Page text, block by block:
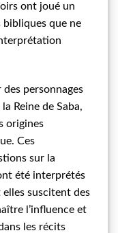
ont joué un
que ne
personnages
Reine de Saba,
origines
Ces
sur la
été interprétés
elles suscitent des
l’influence et
les récits